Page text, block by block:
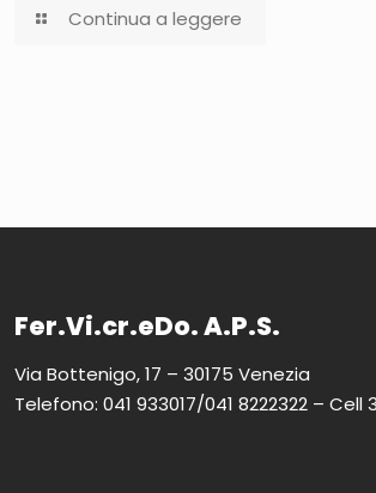
Continua a leggere
Fer.Vi.cr.eDo. A.P.S.
Via Bottenigo, 17 – 30175 Venezia
Telefono: 041 933017/041 8222322 –